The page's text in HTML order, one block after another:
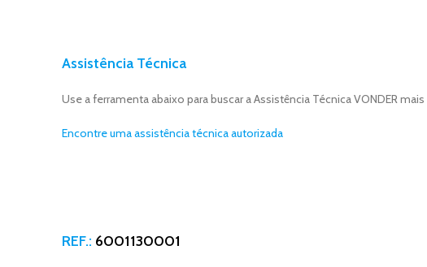
Assistência Técnica
Use a ferramenta abaixo para buscar a Assistência Técnica VONDER
Encontre uma assistência técnica autorizada
REF.: 6001130001